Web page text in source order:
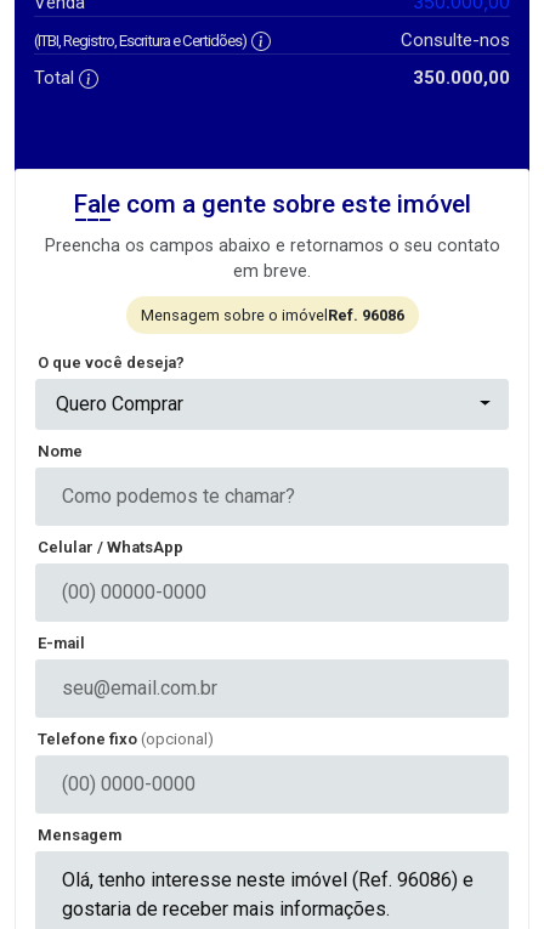
(ITBI, Registro, Escritura e Certidões)
Consulte-nos
Total
350.000,00
Fale com a gente sobre este imóvel
Preencha os campos abaixo e retornamos o seu contato
em breve.
Mensagem sobre o imóvelRef. 96086
O que você deseja?
Quero Comprar
Nome
Celular / WhatsApp
E-mail
Telefone fixo (opcional)
Mensagem